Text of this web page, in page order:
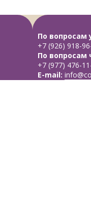
По вопросам
+7 (926) 918-
По вопросам
+7 (977) 476-
E-mail: